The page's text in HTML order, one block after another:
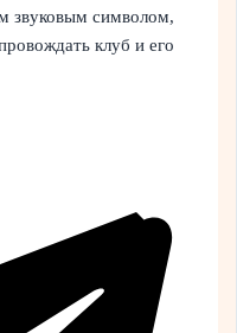
звуковым символом,
клуб и его